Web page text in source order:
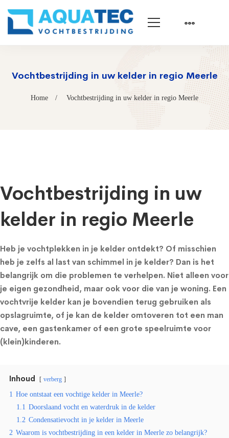
Vochtbestrijding in uw kelder in regio Meerle
Home Vochtbestrijding in uw kelder in regio Meerle
Vochtbestrijding in uw
kelder in regio Meerle
Heb je vochtplekken in je kelder ontdekt? Of misschien
heb je zelfs al last van schimmel in je kelder? Dan is het
belangrijk om die problemen te verhelpen. Niet alleen voor
je eigen gezondheid, maar ook voor die van je woning. Een
vochtvrije kelder kan je bovendien terug gebruiken als
opslagruimte, of je kan de kelder omtoveren tot een man
cave, een gastenkamer of een grote speelruimte voor
(klein)kinderen.
Inhoud verberg
1 Hoe ontstaat een vochtige kelder in Meerle?
1.1 Doorslaand vocht en waterdruk in de kelder
1.2 Condensatievocht in je kelder in Meerle
2 Waarom is vochtbestrijding in een kelder in Meerle zo belangrijk?